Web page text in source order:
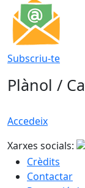
Subscriu-te
Plànol /
Accedeix
Xarxes socials:
Crèdits
Contactar